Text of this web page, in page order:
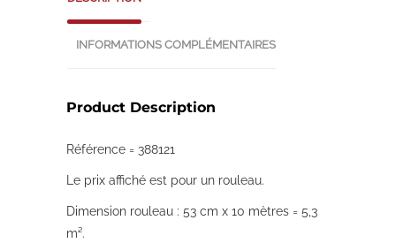
INFORMATIONS COMPLÉMENTAIRES
Product Description
Référence = 388121
Le prix affiché est pour un rouleau.
Dimension rouleau : 53 cm x 10 mètres = 5,3
m².